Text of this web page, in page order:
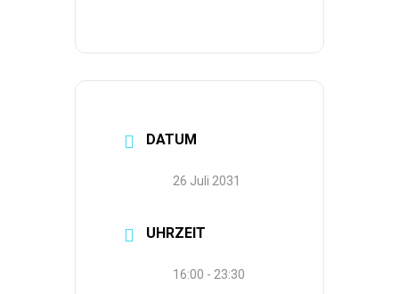
DATUM
26 Juli 2031
UHRZEIT
16:00 - 23:30